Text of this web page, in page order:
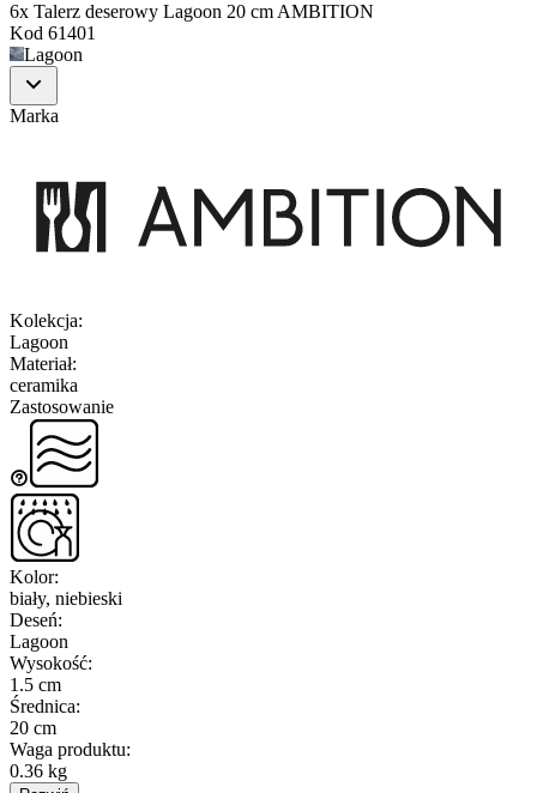
6x Talerz deserowy Lagoon 20 cm AMBITION
Kod 61401
Lagoon
Marka
Kolekcja:
Lagoon
Materiał:
ceramika
Zastosowanie
Kolor:
biały, niebieski
Deseń:
Lagoon
Wysokość:
1.5 cm
Średnica:
20 cm
Waga produktu:
0.36 kg